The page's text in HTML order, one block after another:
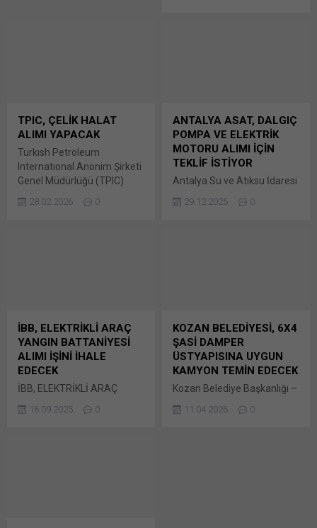
tıklayın (Yeni pencerede
açılır) LinkedIn WhatsApp'ta
paylaşmak için tıklayın (Yeni
pencerede açılır) WhatsApp
Facebook'ta paylaşmak için
TPIC, ÇELİK HALAT
ALIMI YAPACAK
Turkısh Petroleum
Internatıonal Anonim Şirketi
Genel Müdürlüğü (TPIC)
tarafından 2026/314639
İKN numaralı dosya konusu
açılır) LinkedIn WhatsApp'ta
paylaşmak için tıklayın (Yeni
pencerede açılır) WhatsApp
Facebook'ta paylaşmak için
28.02.2026 0
ANTALYA ASAT, DALGIÇ
POMPA VE ELEKTRİK
MOTORU ALIMI İÇİN
TEKLİF İSTİYOR
Antalya Su ve Atıksu İdaresi
Genel Müdürlüğü (ASAT)
tarafından yapılan duyuruya
paylaşmak için tıklayın (Yeni
pencerede açılır) LinkedIn
WhatsApp'ta paylaşmak için
tıklayın (Yeni pencerede
Facebook'ta paylaşmak için
tıklayın (Yeni...
29.12.2025 0
İBB, ELEKTRİKLİ ARAÇ
YANGIN BATTANİYESİ
ALIMI İŞİNİ İHALE
EDECEK
İBB, ELEKTRİKLİ ARAÇ
İŞİNİ İHALE EDECEK İstanbul
16.09.2025 0
KOZAN BELEDİYESİ, 6X4
ŞASİ DAMPER
ÜSTYAPISINA UYGUN
KAMYON TEMİN EDECEK
Kozan Belediye Başkanlığı –
tarafından ihtiyaç duyulan
11.04.2026 0